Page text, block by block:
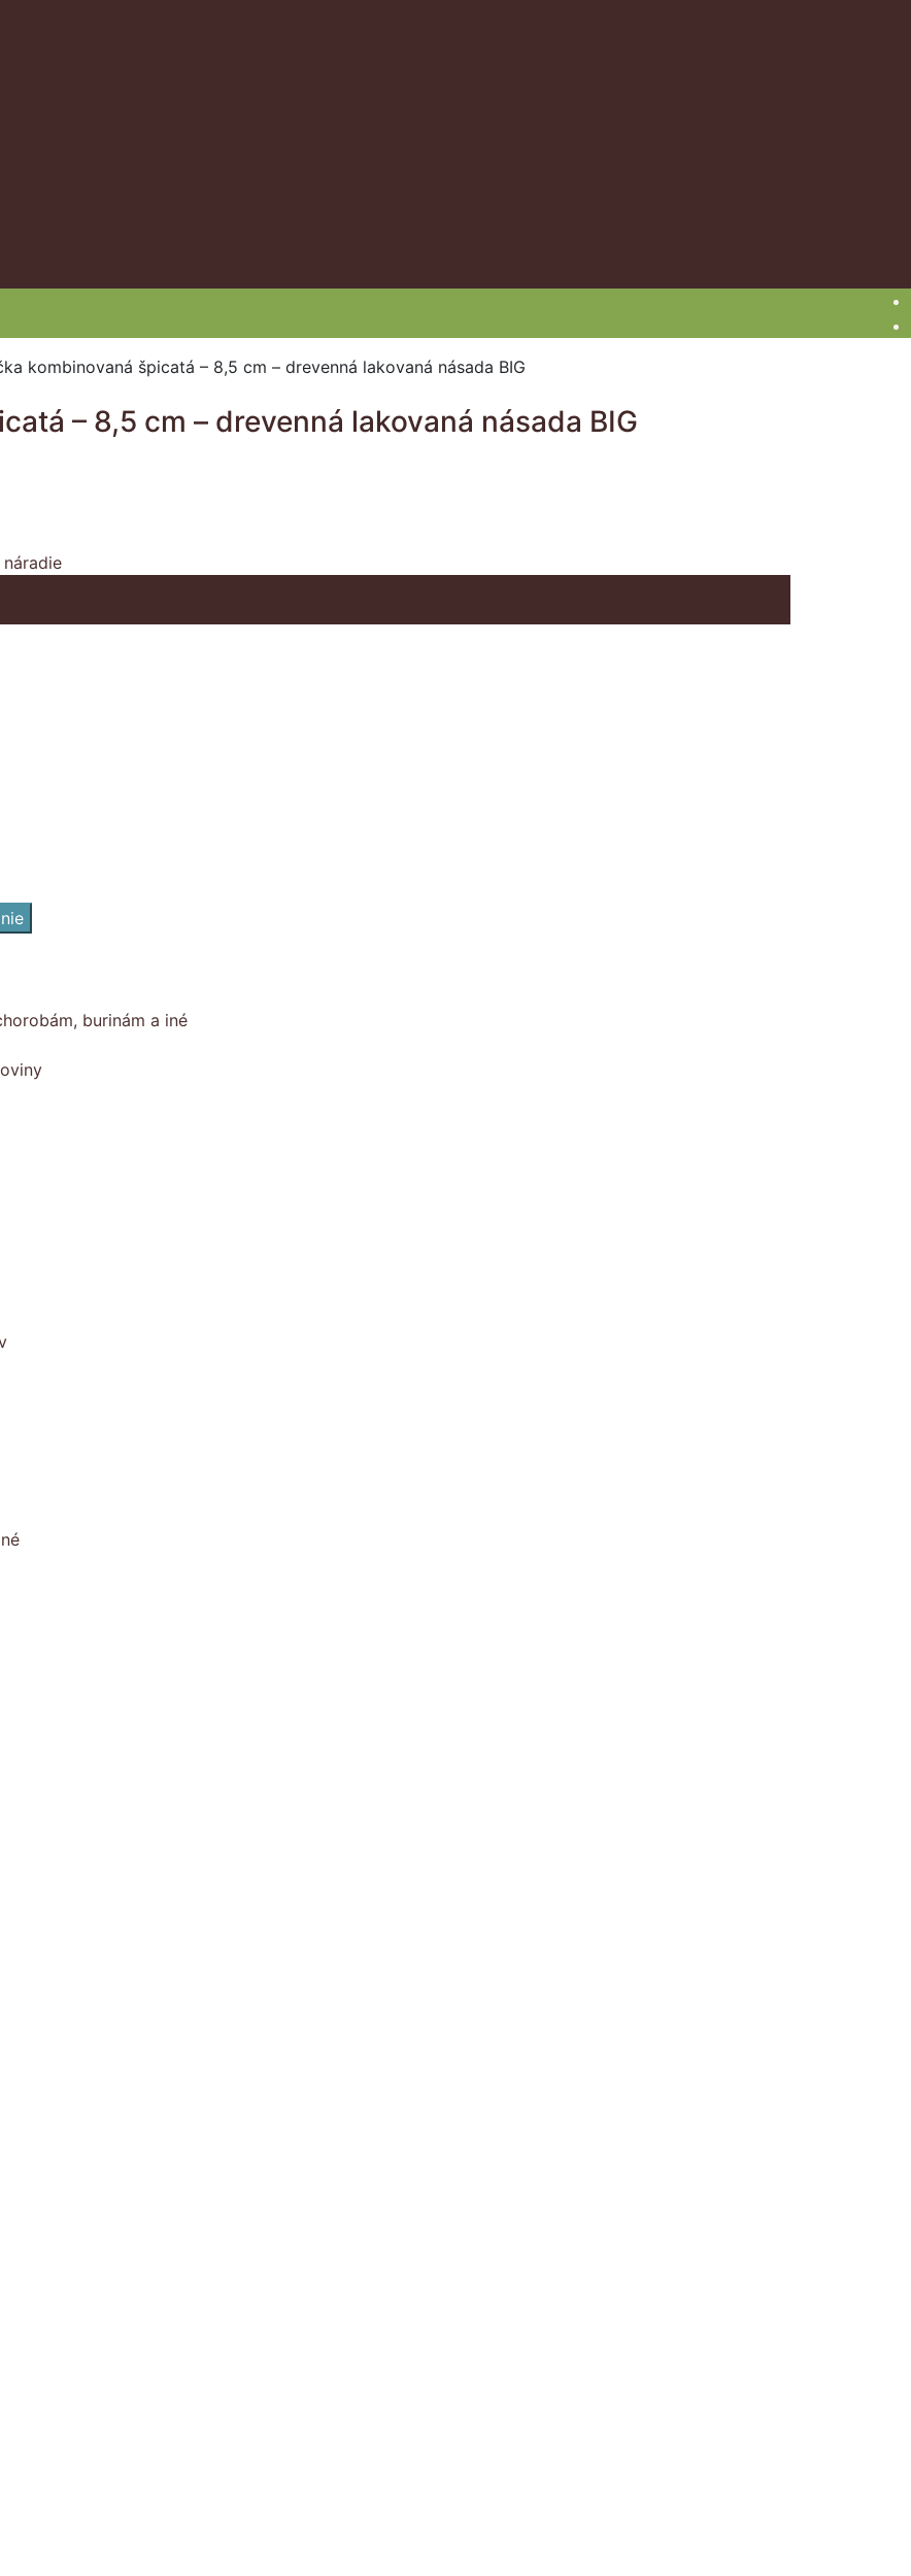
kombinovaná špicatá – 8,5 cm – drevenná lakovaná násada BIG
– 8,5 cm – drevenná lakovaná násada BIG
náradie
burinám a iné